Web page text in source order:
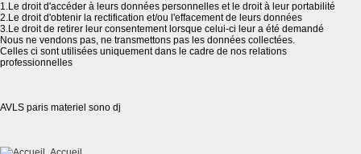
1.Le droit d'accéder à leurs données personnelles et le droit à leur portabilité
2.Le droit d'obtenir la rectification et/ou l'effacement de leurs données
3.Le droit de retirer leur consentement lorsque celui-ci leur a été demandé
Nous ne vendons pas, ne transmettons pas les données collectées.
Celles ci sont utilisées uniquement dans le cadre de nos relations
professionnelles
AVLS paris materiel sono dj